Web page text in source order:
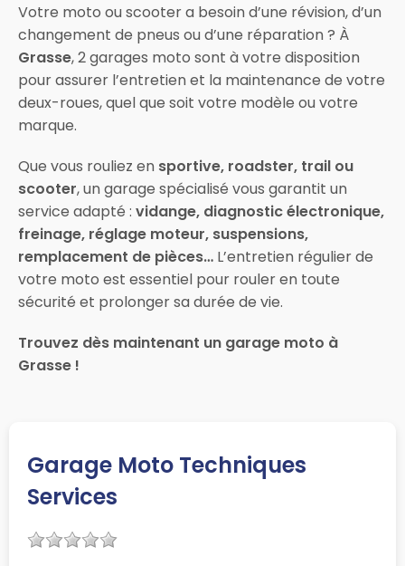
Votre moto ou scooter a besoin d’une révision, d’un
changement de pneus ou d’une réparation ? À
Grasse, 2 garages moto sont à votre disposition
pour assurer l’entretien et la maintenance de votre
deux-roues, quel que soit votre modèle ou votre
marque.
Que vous rouliez en sportive, roadster, trail ou
scooter, un garage spécialisé vous garantit un
service adapté : vidange, diagnostic électronique,
freinage, réglage moteur, suspensions,
remplacement de pièces… L’entretien régulier de
votre moto est essentiel pour rouler en toute
sécurité et prolonger sa durée de vie.
Trouvez dès maintenant un garage moto à
Grasse !
Garage Moto Techniques
Services